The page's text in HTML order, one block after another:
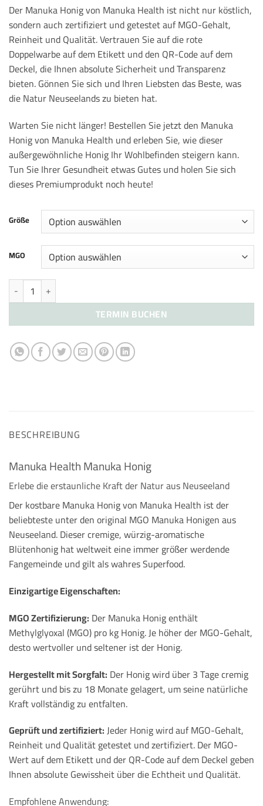
Der Manuka Honig von Manuka Health ist nicht nur köstlich,
sondern auch zertifiziert und getestet auf MGO-Gehalt,
Reinheit und Qualität. Vertrauen Sie auf die rote
Doppelwarbe auf dem Etikett und den QR-Code auf dem
Deckel, die Ihnen absolute Sicherheit und Transparenz
bieten. Gönnen Sie sich und Ihren Liebsten das Beste, was
die Natur Neuseelands zu bieten hat.
Warten Sie nicht länger! Bestellen Sie jetzt den Manuka
Honig von Manuka Health und erleben Sie, wie dieser
außergewöhnliche Honig Ihr Wohlbefinden steigern kann.
Tun Sie Ihrer Gesundheit etwas Gutes und holen Sie sich
dieses Premiumprodukt noch heute!
Größe
MGO
Manuka Honig Manuka Health Menge
TERMIN BUCHEN
BESCHREIBUNG
Manuka Health Manuka Honig
Erlebe die erstaunliche Kraft der Natur aus Neuseeland
Der kostbare Manuka Honig von Manuka Health ist der
beliebteste unter den original MGO Manuka Honigen aus
Neuseeland. Dieser cremige, würzig-aromatische
Blütenhonig hat weltweit eine immer größer werdende
Fangemeinde und gilt als wahres Superfood.
Einzigartige Eigenschaften:
MGO Zertifizierung: Der Manuka Honig enthält
Methylglyoxal (MGO) pro kg Honig. Je höher der MGO-Gehalt,
desto wertvoller und seltener ist der Honig.
Hergestellt mit Sorgfalt: Der Honig wird über 3 Tage cremig
gerührt und bis zu 18 Monate gelagert, um seine natürliche
Kraft vollständig zu entfalten.
Geprüft und zertifiziert:Jeder Honig wird auf MGO-Gehalt,
Reinheit und Qualität getestet und zertifiziert. Der MGO-
Wert auf dem Etikett und der QR-Code auf dem Deckel geben
Ihnen absolute Gewissheit über die Echtheit und Qualität.
Empfohlene Anwendung: